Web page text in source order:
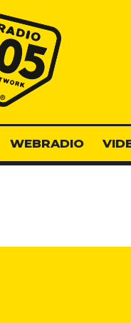
Radio 105
WEBRADIO